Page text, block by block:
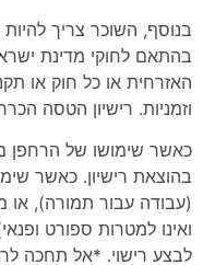
בנוסף, השוכר צריך
בהתאם לחוקי מדינת
האזרחית או כל חוק או
וזמניות. רישיון הטסה
כאשר שימושו של הרחפן
בהוצאת רישיון. כאשר
(עבודה עבור תמורה), או
ואינו למטרות ספורט
לבצע רישוי. *אל תחכה